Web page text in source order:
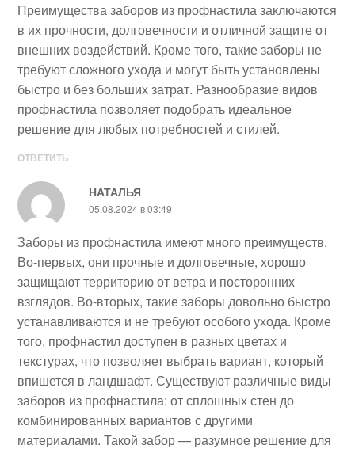
Преимущества заборов из профнастила заключаются
в их прочности, долговечности и отличной защите от
внешних воздействий. Кроме того, такие заборы не
требуют сложного ухода и могут быть установлены
быстро и без больших затрат. Разнообразие видов
профнастила позволяет подобрать идеальное
решение для любых потребностей и стилей.
ОТВЕТИТЬ
НАТАЛЬЯ
05.08.2024 в 03:49
Заборы из профнастила имеют много преимуществ.
Во-первых, они прочные и долговечные, хорошо
защищают территорию от ветра и посторонних
взглядов. Во-вторых, такие заборы довольно быстро
устанавливаются и не требуют особого ухода. Кроме
того, профнастил доступен в разных цветах и
текстурах, что позволяет выбрать вариант, который
впишется в ландшафт. Существуют различные виды
заборов из профнастила: от сплошных стен до
комбинированных вариантов с другими
материалами. Такой забор — разумное решение для